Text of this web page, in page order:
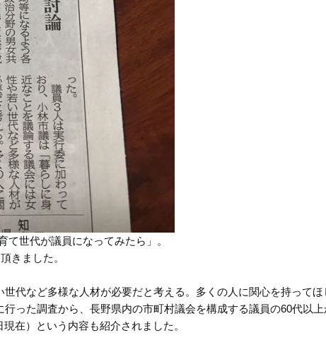
世代が議員になってみたら」。
きました。
代など多様な人材が必要だと考える。多くの人に関心を持ってほ
った調査から、長野県内の市町村議会を構成する議員の60代以上
在）という内容も紹介されました。